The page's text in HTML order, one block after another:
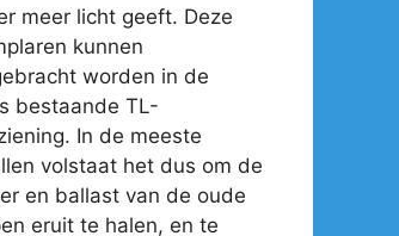
meer licht geeft. Deze
kunnen
worden in de
bestaande TL-
In de meeste
volstaat het dus om de
en ballast van de oude
eruit te halen, en te